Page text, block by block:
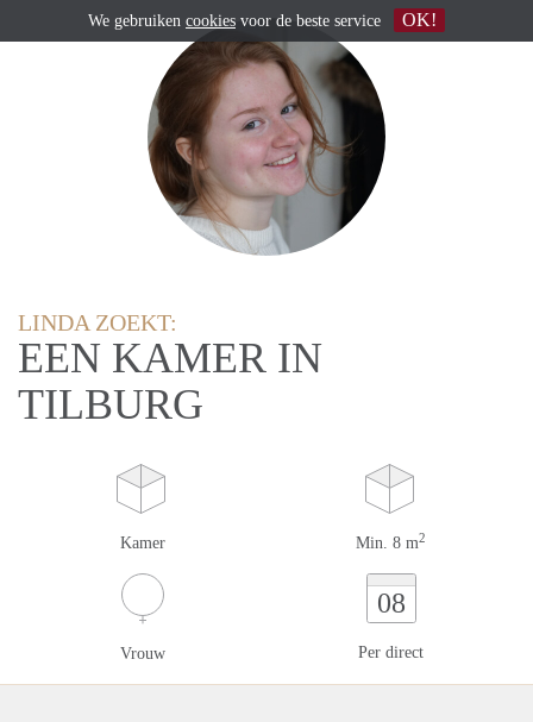
LINDA ZOEKT:
EEN KAMER IN
TILBURG
Kamer Min. 8 m2
Vrouw
08
Per direct
We gebruiken cookies voor de beste service OK!